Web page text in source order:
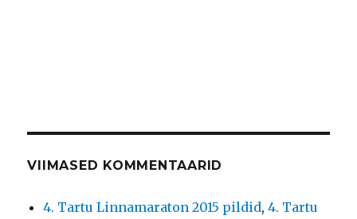
VIIMASED KOMMENTAARID
4. Tartu Linnamaraton 2015 pildid,4. Tartu